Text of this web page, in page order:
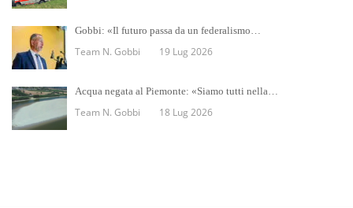
Gobbi: «Il futuro passa da un federalismo…
Team N. Gobbi 19 Lug 2026
Acqua negata al Piemonte: «Siamo tutti nella…
Team N. Gobbi 18 Lug 2026